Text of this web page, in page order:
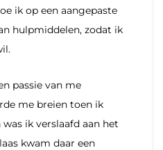
ik op een aangepaste
hulpmiddelen, zodat ik
passie van me
me breien toen ik
ik verslaafd aan het
kwam daar een